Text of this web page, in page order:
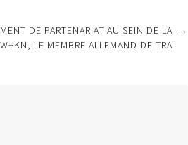
DE PARTENARIAT AU SEIN DE LA
LE MEMBRE ALLEMAND DE TRA
→